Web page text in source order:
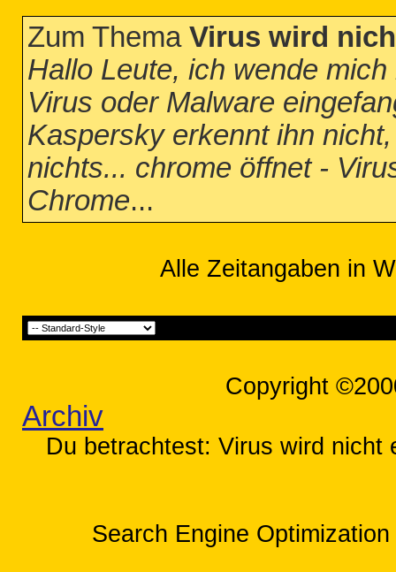
Zum Thema Virus wird
Hallo Leute, ich wende
Virus oder Malware
Kaspersky erkennt ihn
nichts... chrome öffnet -
Chrome...
Alle Zeitangaben in
Copyright
Archiv
Du betrachtest: Virus wird nicht
Search Engine